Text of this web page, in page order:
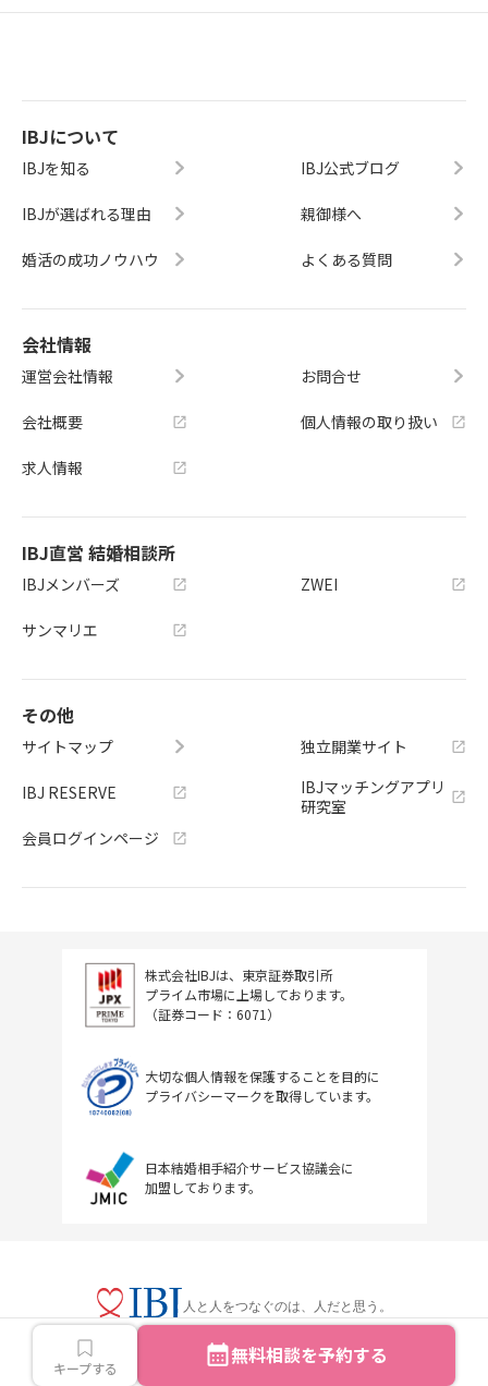
キープする 無料相談を予約する
IBJについて
IBJを知る
IBJが選ばれる理由
婚活の成功ノウハウ
IBJ公式ブログ
親御様へ
よくある質問
会社情報
運営会社情報
会社概要
求人情報
お問合せ
個人情報の取り扱い
IBJ直営 結婚相談所
IBJメンバーズ
サンマリエ
ZWEI
その他
サイトマップ
IBJ RESERVE
会員ログインページ
独立開業サイト
IBJマッチングアプリ
研究室
株式会社IBJは、東京証券取引所
プライム市場に上場しております。
（証券コード：6071）
大切な個人情報を保護することを目的に
プライバシーマークを取得しています。
日本結婚相手紹介サービス協議会に
加盟しております。
人と人をつなぐのは、人だと思う。